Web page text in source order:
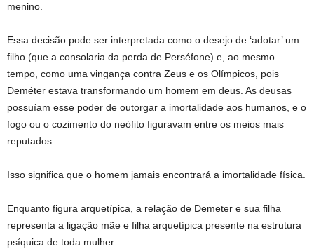
menino.
Essa decisão pode ser interpretada como o desejo de ‘adotar’ um
filho (que a consolaria da perda de Perséfone) e, ao mesmo
tempo, como uma vingança contra Zeus e os Olímpicos, pois
Deméter estava transformando um homem em deus. As deusas
possuíam esse poder de outorgar a imortalidade aos humanos, e o
fogo ou o cozimento do neófito figuravam entre os meios mais
reputados.
Isso significa que o homem jamais encontrará a imortalidade física.
Enquanto figura arquetípica, a relação de Demeter e sua filha
representa a ligação mãe e filha arquetípica presente na estrutura
psíquica de toda mulher.